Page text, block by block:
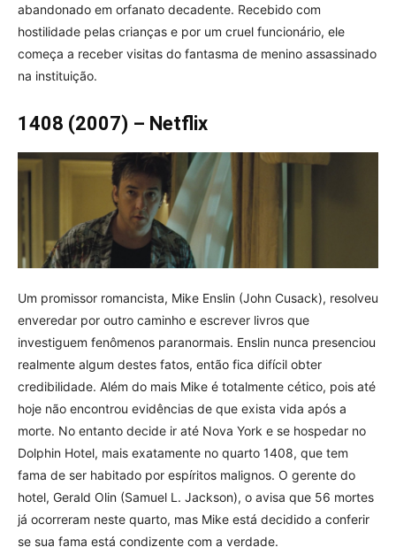
abandonado em orfanato decadente. Recebido com
hostilidade pelas crianças e por um cruel funcionário, ele
começa a receber visitas do fantasma de menino assassinado
na instituição.
1408 (2007) – Netflix
Um promissor romancista, Mike Enslin (John Cusack), resolveu
enveredar por outro caminho e escrever livros que
investiguem fenômenos paranormais. Enslin nunca presenciou
realmente algum destes fatos, então fica difícil obter
credibilidade. Além do mais Mike é totalmente cético, pois até
hoje não encontrou evidências de que exista vida após a
morte. No entanto decide ir até Nova York e se hospedar no
Dolphin Hotel, mais exatamente no quarto 1408, que tem
fama de ser habitado por espíritos malignos. O gerente do
hotel, Gerald Olin (Samuel L. Jackson), o avisa que 56 mortes
já ocorreram neste quarto, mas Mike está decidido a conferir
se sua fama está condizente com a verdade.